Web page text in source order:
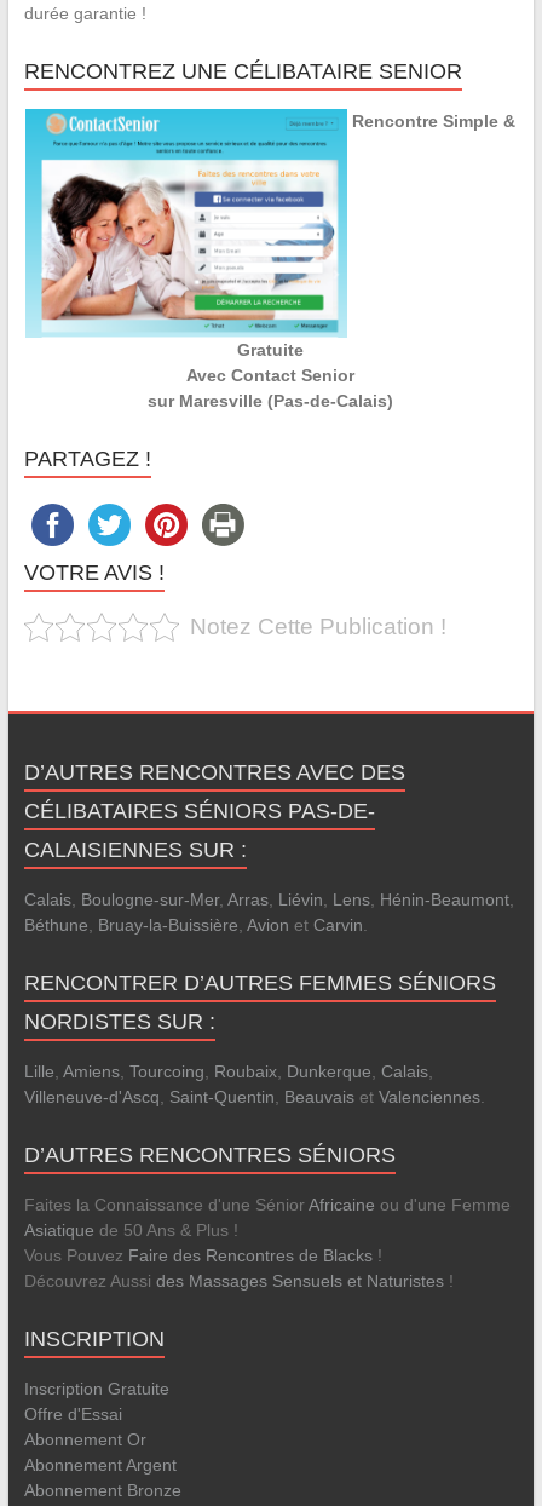
durée garantie !
RENCONTREZ UNE CÉLIBATAIRE SENIOR
Rencontre Simple &
Gratuite
Avec Contact Senior
sur Maresville (Pas-de-Calais)
PARTAGEZ !
VOTRE AVIS !
Notez Cette Publication !
D’AUTRES RENCONTRES AVEC DES
CÉLIBATAIRES SÉNIORS PAS-DE-
CALAISIENNES SUR :
Calais, Boulogne-sur-Mer, Arras, Liévin Lens, Hénin-Beaumont,
Béthune
Bruay-la-Buissière Avion et Carvin
RENCONTRER D’AUTRES FEMMES SÉNIORS
NORDISTES SUR :
Lille Amiens, Tourcoing Roubaix, Dunkerque Calais,
Villeneuve-d'Ascq
Saint-Quentin Beauvaiset Valenciennes.
D’AUTRES RENCONTRES SÉNIORS
Faites la Connaissance d'une SéniorAfricaine ou d'une Femme
Asiatique de 50 Ans & Plus !
Vous Pouvez Faire des Rencontres de Blacks!
Découvrez Aussi des Massages Sensuels et Naturistes!
INSCRIPTION
Inscription Gratuite
Offre d'Essai
Abonnement Or
Abonnement Argent
Abonnement Bronze